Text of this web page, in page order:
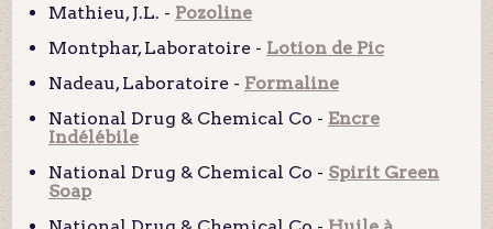
Mathieu, J.L. - Pozoline
Montphar, Laboratoire - Lotion de Pic
Nadeau, Laboratoire - Formaline
National Drug & Chemical Co - Encre
Indélébile
National Drug & Chemical Co - Spirit Green
Soap